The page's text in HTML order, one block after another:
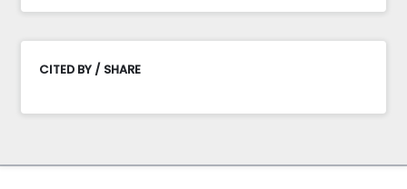
CITED BY / SHARE